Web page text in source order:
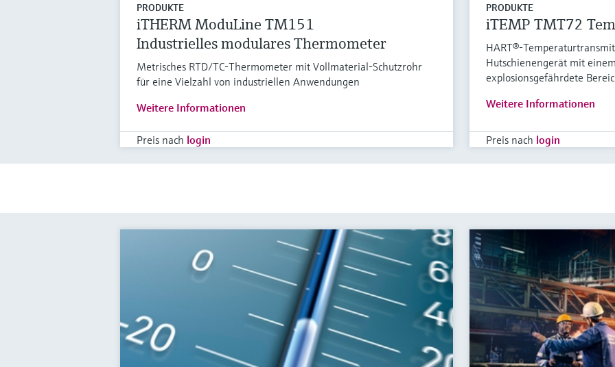
PRODUKTE
iTHERM ModuLine TM151
Industrielles modulares Thermometer
Metrisches RTD/TC-Thermometer mit Vollmaterial-Schutzrohr
für eine Vielzahl von industriellen Anwendungen
Weitere Informationen
Preis nach login
PRODUKTE
iTEMP TMT72
HART®-
Hutschienengerät mit
explosionsgefährdete
Weitere Informationen
Preis nach login